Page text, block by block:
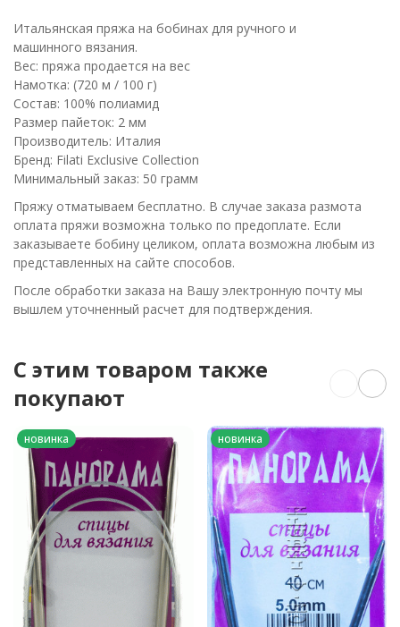
Итальянская пряжа на бобинах для ручного и
машинного вязания.
Вес: пряжа продается на вес
Намотка: (720 м / 100 г)
Состав: 100% полиамид
Размер пайеток: 2 мм
Производитель: Италия
Бренд: Filati Exclusive Collection
Минимальный заказ: 50 грамм
Пряжу отматываем бесплатно. В случае заказа размота
оплата пряжи возможна только по предоплате. Если
заказываете бобину целиком, оплата возможна любым из
представленных на сайте способов.
После обработки заказа на Вашу электронную почту мы
вышлем уточненный расчет для подтверждения.
C этим товаром также
покупают
новинка новинка